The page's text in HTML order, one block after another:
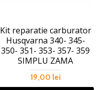
Kit reparatie carburator
Husqvarna 340- 345-
350- 351- 353- 357- 359
SIMPLU ZAMA
19,00 lei